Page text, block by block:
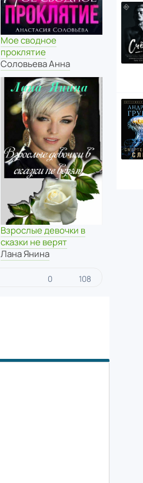
Мое сводное
проклятие
Соловьева Анна
Взрослые девочки в
сказки не верят
Лана Янина
0 108